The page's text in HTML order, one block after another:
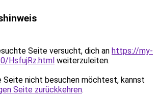
Seite versucht, dich an https://my-
HsfujRz.html weiterzuleiten.
Seite nicht besuchen möchtest, kannst
Seite zurückkehren.